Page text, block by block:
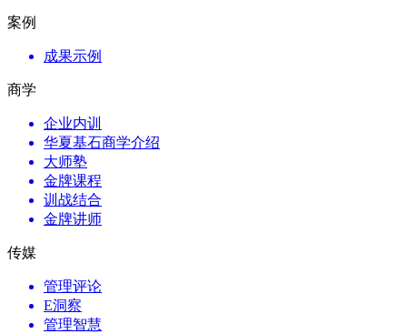
案例
成果示例
商学
企业内训
华夏基石商学介绍
大师塾
金牌课程
训战结合
金牌讲师
传媒
管理评论
E洞察
管理智慧